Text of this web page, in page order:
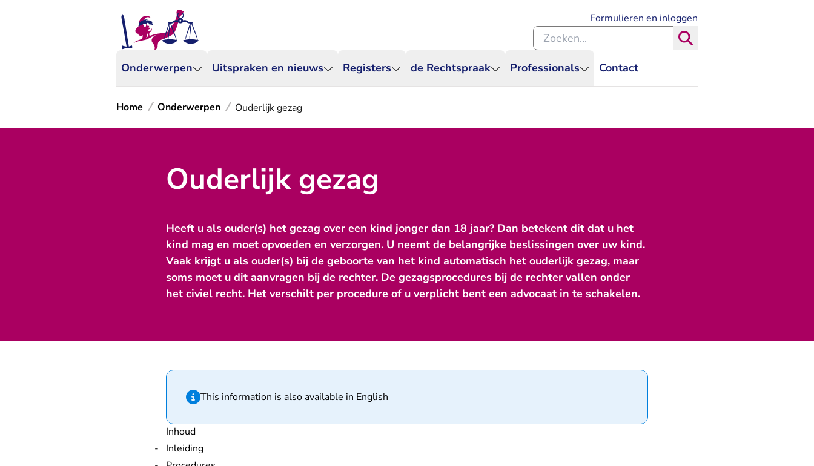
Onderwerpen Uitspraken en nieuws Registers de Rechtspraak Professionals Contact
Formulieren en inloggen
Zoeken binnen de Rechtspraak
Home Onderwerpen Ouderlijk gezag
Ouderlijk gezag
Heeft u als ouder(s) het gezag over een kind jonger dan 18 jaar? Dan betekent dit dat u het
kind mag en moet opvoeden en verzorgen. U neemt de belangrijke beslissingen over uw kind.
Vaak krijgt u als ouder(s) bij de geboorte van het kind automatisch het ouderlijk gezag, maar
soms moet u dit aanvragen bij de rechter. De gezagsprocedures bij de rechter vallen onder
het civiel recht. Het verschilt per procedure of u verplicht bent een advocaat in te schakelen.
Hint van type informatie
This information is also available in English
Inhoud
Inleiding